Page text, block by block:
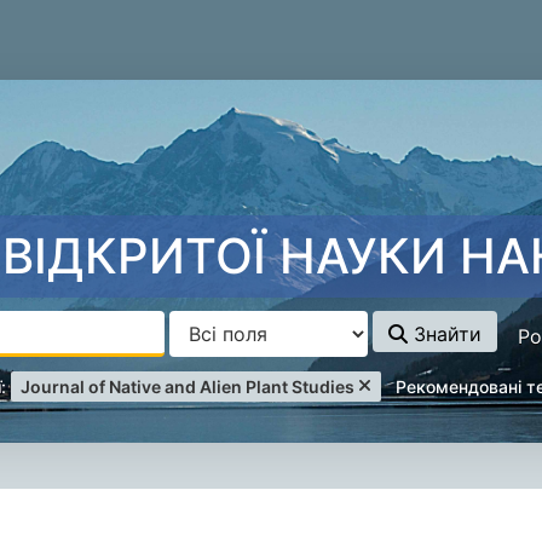
НАУКИ
Знайти
Remove filter
Journal of Native and Alien Plant Studies Рекомендовані